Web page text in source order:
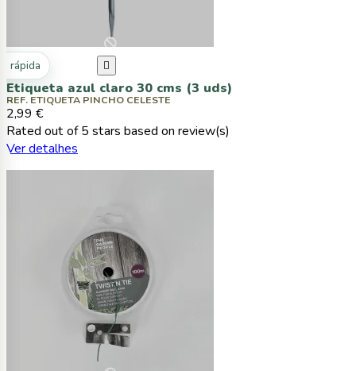
rápida 
Etiqueta azul claro 30 cms (3 uds)
REF. ETIQUETA PINCHO CELESTE
2,99 €
Rated out of 5 stars based on review(s)
Ver detalhes